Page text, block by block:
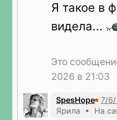
Я такое в
видела...
Это
2026 в 21:03
SpesHope
Ярила • На